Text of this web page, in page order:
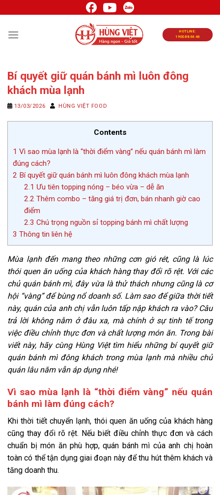
đến
nội
HOTLINE:
1900.88.66.46
Bí quyết giữ quán bánh mì luôn đông
khách mùa lạnh
13/03/2026 HÙNG VIỆT FOOD
Contents
1 Vì sao mùa lạnh là “thời điểm vàng” nếu quán bánh mì làm
đúng cách?
2 Bí quyết giữ quán bánh mì luôn đông khách mùa lạnh
2.1 Ưu tiên topping nóng – béo vừa – dễ ăn
2.2 Thêm combo – tăng giá trị đơn, bán nhanh giờ cao
điểm
2.3 Chú trọng nguồn sỉ topping bánh mì chất lượng
3 Thông tin liên hệ
Mùa lạnh đến mang theo những cơn gió rét, cũng là lúc
thói quen ăn uống của khách hàng thay đổi rõ rệt. Với các
chủ quán bánh mì, đây vừa là thử thách nhưng cũng là cơ
hội “vàng” để bùng nổ doanh số. Làm sao để giữa thời tiết
này, quán của anh chị vẫn luôn tấp nập khách ra vào? Câu
trả lời không nằm ở đâu xa, mà chính ở sự tinh tế trong
việc điều chỉnh thực đơn và chất lượng món ăn. Trong bài
viết này, hãy cùng Hùng Việt tìm hiểu những bí quyết giữ
quán bánh mì đông khách trong mùa lạnh mà nhiều chủ
quán lâu năm vẫn áp dụng nhé!
Vì sao mùa lạnh là “thời điểm vàng” nếu quán
bánh mì làm đúng cách?
Khi thời tiết chuyển lạnh, thói quen ăn uống của khách hàng
cũng thay đổi rõ rệt. Nếu biết điều chỉnh thực đơn và cách
chuẩn bị món ăn phù hợp, quán bánh mì của anh chị hoàn
toàn có thể tận dụng giai đoạn này để thu hút thêm khách và
tăng doanh thu.